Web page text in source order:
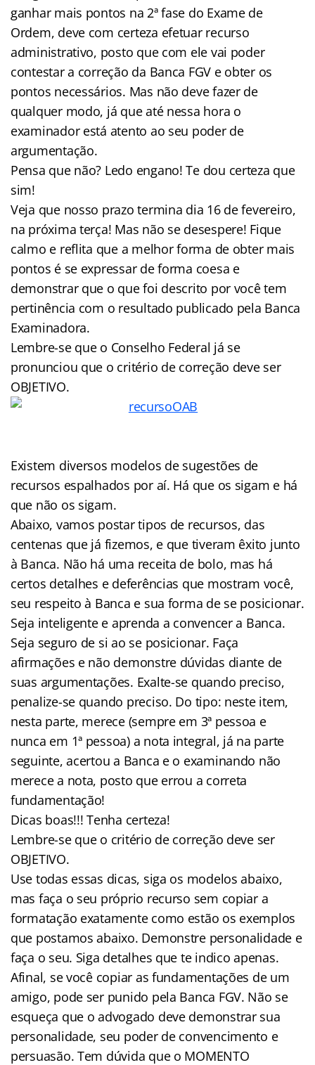
ganhar mais pontos na 2ª fase do Exame de
Ordem, deve com certeza efetuar recurso
administrativo, posto que com ele vai poder
contestar a correção da Banca FGV e obter os
pontos necessários. Mas não deve fazer de
qualquer modo, já que até nessa hora o
examinador está atento ao seu poder de
argumentação.
Pensa que não? Ledo engano! Te dou certeza que
sim!
Veja que nosso prazo termina dia 16 de fevereiro,
na próxima terça! Mas não se desespere! Fique
calmo e reflita que a melhor forma de obter mais
pontos é se expressar de forma coesa e
demonstrar que o que foi descrito por você tem
pertinência com o resultado publicado pela Banca
Examinadora.
Lembre-se que o Conselho Federal já se
pronunciou que o critério de correção deve ser
OBJETIVO.
Existem diversos modelos de sugestões de
recursos espalhados por aí. Há que os sigam e há
que não os sigam.
Abaixo, vamos postar tipos de recursos, das
centenas que já fizemos, e que tiveram êxito junto
à Banca. Não há uma receita de bolo, mas há
certos detalhes e deferências que mostram você,
seu respeito à Banca e sua forma de se posicionar.
Seja inteligente e aprenda a convencer a Banca.
Seja seguro de si ao se posicionar. Faça
afirmações e não demonstre dúvidas diante de
suas argumentações. Exalte-se quando preciso,
penalize-se quando preciso. Do tipo: neste item,
nesta parte, merece (sempre em 3ª pessoa e
nunca em 1ª pessoa) a nota integral, já na parte
seguinte, acertou a Banca e o examinando não
merece a nota, posto que errou a correta
fundamentação!
Dicas boas!!! Tenha certeza!
Lembre-se que o critério de correção deve ser
OBJETIVO.
Use todas essas dicas, siga os modelos abaixo,
mas faça o seu próprio recurso sem copiar a
formatação exatamente como estão os exemplos
que postamos abaixo. Demonstre personalidade e
faça o seu. Siga detalhes que te indico apenas.
Afinal, se você copiar as fundamentações de um
amigo, pode ser punido pela Banca FGV. Não se
esqueça que o advogado deve demonstrar sua
personalidade, seu poder de convencimento e
persuasão. Tem dúvida que o MOMENTO